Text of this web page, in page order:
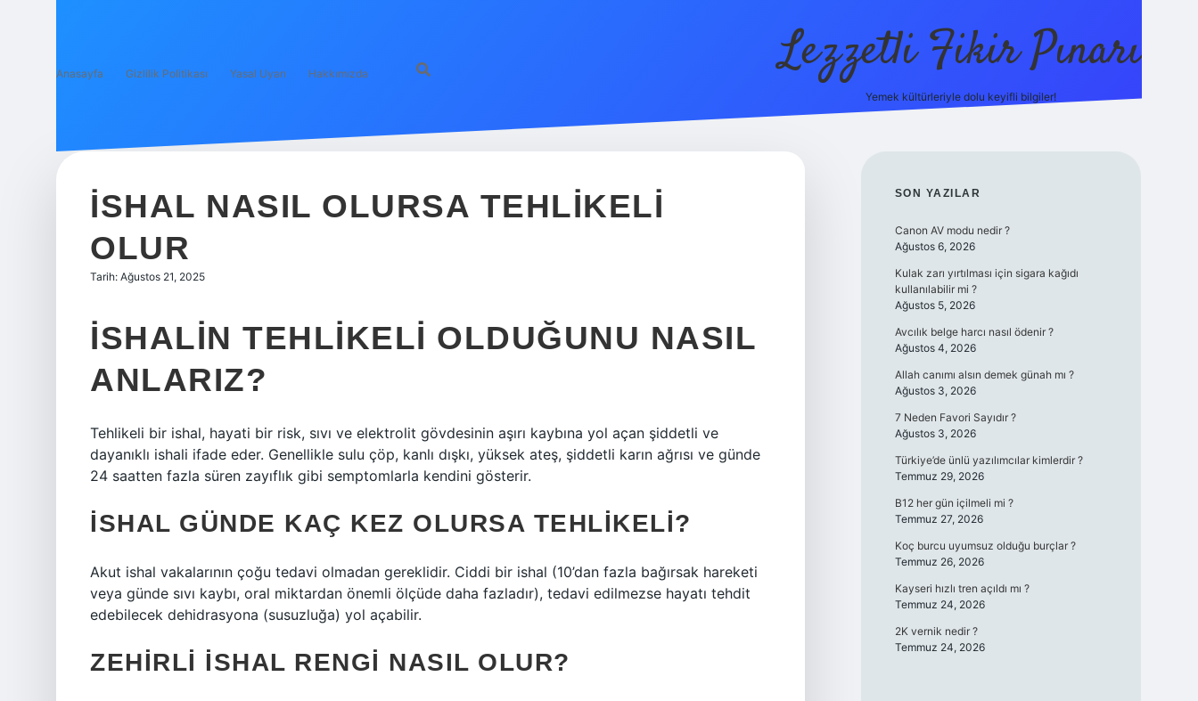
Anasayfa Gizlilik Politikası Yasal Uyarı Hakkımızda Lezzetli Fikir Pınarı
Yemek kültürleriyle dolu keyifli bilgiler!
İSHAL NASIL OLURSA TEHLIKELI
OLUR
Tarih: Ağustos 21, 2025
İSHALIN TEHLIKELI OLDUĞUNU NASIL
ANLARIZ?
Tehlikeli bir ishal, hayati bir risk, sıvı ve elektrolit gövdesinin aşırı kaybına yol açan şiddetli ve
dayanıklı ishali ifade eder. Genellikle sulu çöp, kanlı dışkı, yüksek ateş, şiddetli karın ağrısı ve günde
24 saatten fazla süren zayıflık gibi semptomlarla kendini gösterir.
İSHAL GÜNDE KAÇ KEZ OLURSA TEHLIKELI?
Akut ishal vakalarının çoğu tedavi olmadan gereklidir. Ciddi bir ishal (10’dan fazla bağırsak hareketi
veya günde sıvı kaybı, oral miktardan önemli ölçüde daha fazladır), tedavi edilmezse hayatı tehdit
edebilecek dehidrasyona (susuzluğa) yol açabilir.
ZEHIRLI ISHAL RENGI NASIL OLUR?
SIDEBAR
SON YAZILAR
Canon AV modu nedir ?
Ağustos 6, 2026
Kulak zarı yırtılması için sigara kağıdı
kullanılabilir mi ?
Ağustos 5, 2026
Avcılık belge harcı nasıl ödenir ?
Ağustos 4, 2026
Allah canımı alsın demek günah mı ?
Ağustos 3, 2026
7 Neden Favori Sayıdır ?
Ağustos 3, 2026
Türkiye’de ünlü yazılımcılar kimlerdir ?
Temmuz 29, 2026
B12 her gün içilmeli mi ?
Temmuz 27, 2026
Koç burcu uyumsuz olduğu burçlar ?
Temmuz 26, 2026
Kayseri hızlı tren açıldı mı ?
Temmuz 24, 2026
2K vernik nedir ?
Temmuz 24, 2026